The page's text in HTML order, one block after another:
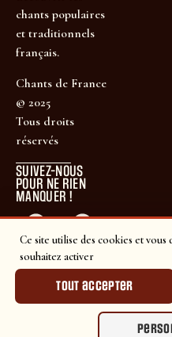
Ce site utilise des cookies et
souhaitez activer
Tout accepter
chants populaires
et traditionnels
français.
Chants de France
© 2025
Tous droits
réservés
SUIVEZ-NOUS
POUR NE RIEN
MANQUER !